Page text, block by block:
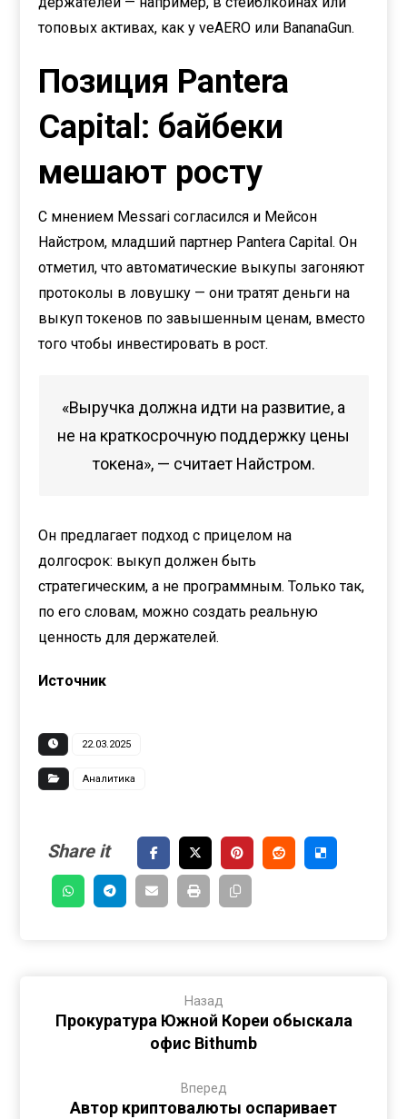
топовых активах, как у veAERO или BananaGun.
Позиция Pantera
Capital: байбеки
мешают росту
С мнением Messari согласился и Мейсон
Найстром, младший партнер Pantera Capital. Он
отметил, что автоматические выкупы загоняют
протоколы в ловушку — они тратят деньги на
выкуп токенов по завышенным ценам, вместо
того чтобы инвестировать в рост.
«Выручка должна идти на развитие, а
не на краткосрочную поддержку цены
токена», — считает Найстром.
Он предлагает подход с прицелом на
долгосрок: выкуп должен быть
стратегическим, а не программным. Только так,
по его словам, можно создать реальную
ценность для держателей.
Источник
22.03.2025
Аналитика
Назад
Прокуратура Южной Кореи обыскала
офис Bithumb
Вперед
Автор криптовалюты оспаривает